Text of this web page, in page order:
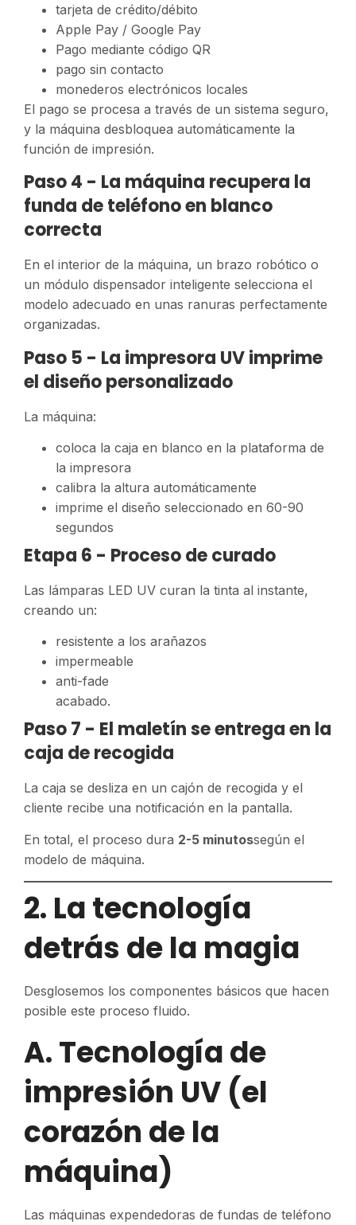
tarjeta de crédito/débito
Apple Pay / Google Pay
Pago mediante código QR
pago sin contacto
monederos electrónicos locales
El pago se procesa a través de un sistema seguro,
y la máquina desbloquea automáticamente la
función de impresión.
Paso 4 - La máquina recupera la
funda de teléfono en blanco
correcta
En el interior de la máquina, un brazo robótico o
un módulo dispensador inteligente selecciona el
modelo adecuado en unas ranuras perfectamente
organizadas.
Paso 5 - La impresora UV imprime
el diseño personalizado
La máquina:
coloca la caja en blanco en la plataforma de
la impresora
calibra la altura automáticamente
imprime el diseño seleccionado en 60-90
segundos
Etapa 6 - Proceso de curado
Las lámparas LED UV curan la tinta al instante,
creando un:
resistente a los arañazos
impermeable
anti-fade
acabado.
Paso 7 - El maletín se entrega en la
caja de recogida
La caja se desliza en un cajón de recogida y el
cliente recibe una notificación en la pantalla.
En total, el proceso dura 2-5 minutossegún el
modelo de máquina.
2. La tecnología
detrás de la magia
Desglosemos los componentes básicos que hacen
posible este proceso fluido.
A. Tecnología de
impresión UV (el
corazón de la
máquina)
Las máquinas expendedoras de fundas de teléfono